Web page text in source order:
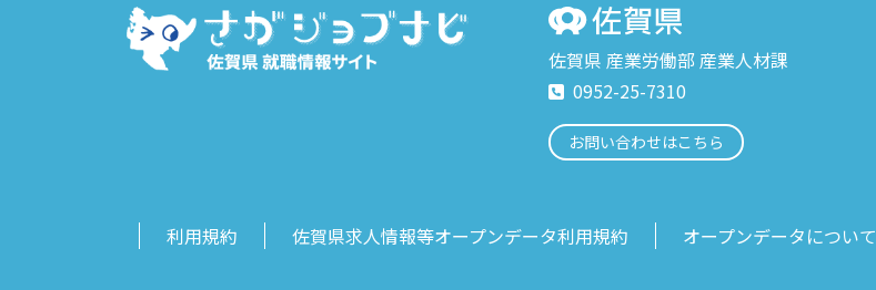
佐賀県 産業労働部 産業人材課
0952-25-7310
お問い合わせはこちら
利用規約 佐賀県求人情報等オープンデータ利用規約 オープンデータについて